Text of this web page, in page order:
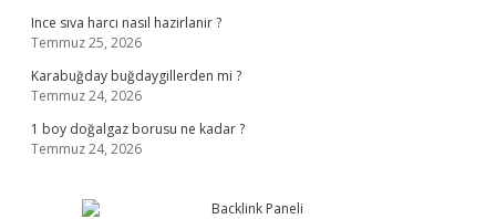
Ince sıva harcı nasıl hazirlanir ?
Temmuz 25, 2026
Karabuğday buğdaygillerden mi ?
Temmuz 24, 2026
1 boy doğalgaz borusu ne kadar ?
Temmuz 24, 2026